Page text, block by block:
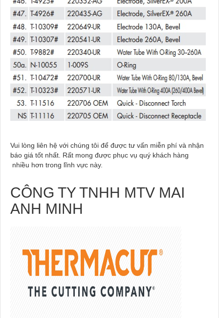
Vui lòng liên hệ với chúng tôi để được tư vấn miễn phí và nhận
báo giá tốt nhất. Rất mong được phục vụ quý khách hàng
nhiều hơn trong lĩnh vực này.
CÔNG TY TNHH MTV MAI
ANH MINH